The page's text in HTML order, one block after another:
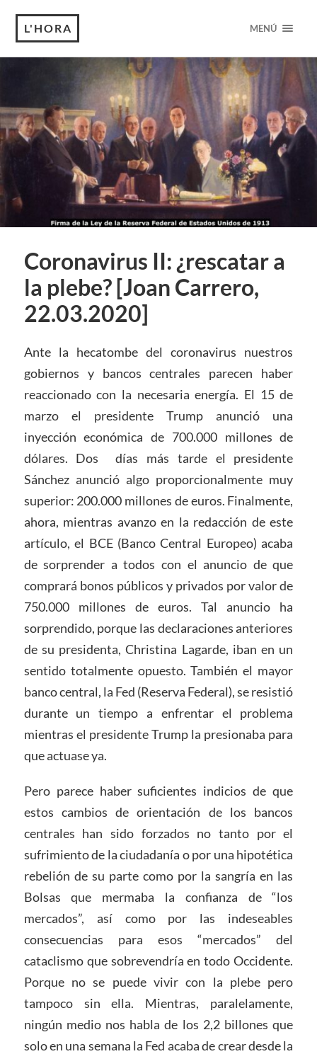
L'HORA MENÚ
Coronavirus II: ¿rescatar a
la plebe? [Joan Carrero,
22.03.2020]
Ante la hecatombe del coronavirus nuestros
gobiernos y bancos centrales parecen haber
reaccionado con la necesaria energía. El 15 de
marzo el presidente Trump anunció una
inyección económica de 700.000 millones de
dólares. Dos días más tarde el presidente
Sánchez anunció algo proporcionalmente muy
superior: 200.000 millones de euros. Finalmente,
ahora, mientras avanzo en la redacción de este
artículo, el BCE (Banco Central Europeo) acaba
de sorprender a todos con el anuncio de que
comprará bonos públicos y privados por valor de
750.000 millones de euros. Tal anuncio ha
sorprendido, porque las declaraciones anteriores
de su presidenta, Christina Lagarde, iban en un
sentido totalmente opuesto. También el mayor
banco central, la Fed (Reserva Federal), se resistió
durante un tiempo a enfrentar el problema
mientras el presidente Trump la presionaba para
que actuase ya.
Pero parece haber suficientes indicios de que
estos cambios de orientación de los bancos
centrales han sido forzados no tanto por el
sufrimiento de la ciudadanía o por una hipotética
rebelión de su parte como por la sangría en las
Bolsas que mermaba la confianza de “los
mercados”, así como por las indeseables
consecuencias para esos “mercados” del
cataclismo que sobrevendría en todo Occidente.
Porque no se puede vivir con la plebe pero
tampoco sin ella. Mientras, paralelamente,
ningún medio nos habla de los 2,2 billones que
solo en una semana la Fed acaba de crear desde la